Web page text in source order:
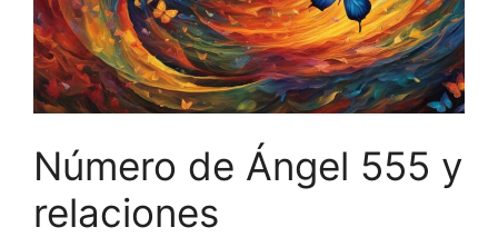
Número de Ángel 555 y
relaciones